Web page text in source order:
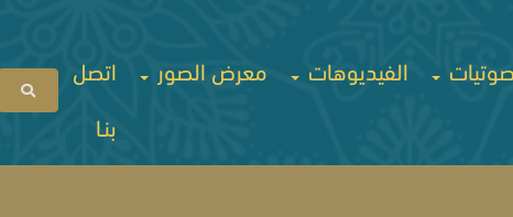
الفيديوهات معرض الصور
اتصل
بنـا